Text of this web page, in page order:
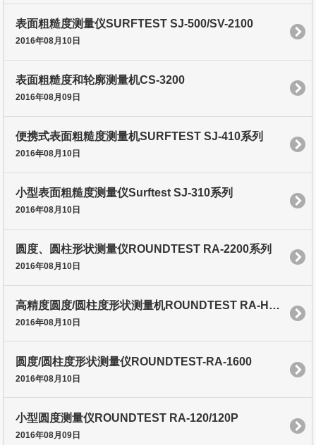
表面粗糙度测量仪SURFTEST SJ-500/SV-2100
2016年08月10日
表面粗糙度和轮廓测量机CS-3200
2016年08月09日
便携式表面粗糙度测量机SURFTEST SJ-410系列
2016年08月10日
小型表面粗糙度测量仪Surftest SJ-310系列
2016年08月10日
圆度、圆柱形状测量仪ROUNDTEST RA-2200系列
2016年08月10日
高精度圆度/圆柱度形状测量机ROUNDTEST RA-H5200系列
2016年08月10日
圆度/圆柱度形状测量仪ROUNDTEST-RA-1600
2016年08月10日
小型圆度测量仪ROUNDTEST RA-120/120P
2016年08月09日